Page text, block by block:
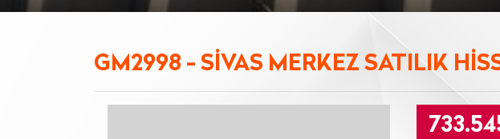
GM2998 - SİVAS MERKEZ SATILIK